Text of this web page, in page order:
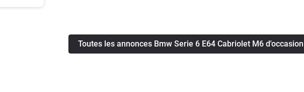
Toutes les annonces Bmw Serie 6 E64 Cabriolet M6 d'occasion